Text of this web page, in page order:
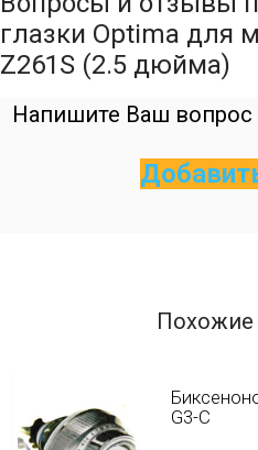
глазки Optima для
Z261S (2.5 дюйма)
Напишите Ваш вопрос
Похожие
G3-C